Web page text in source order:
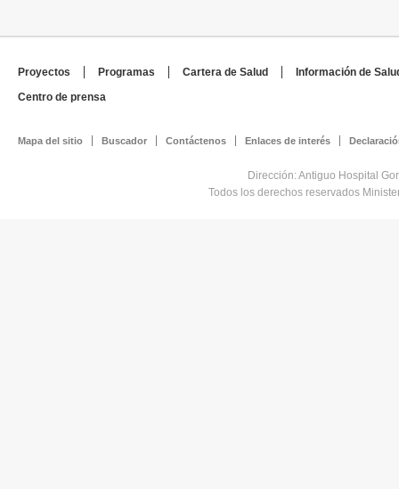
Proyectos Programas Cartera de Salud
Información de
Centro de prensa
Mapa del sitio Buscador Contáctenos Enlaces de interés
Dirección: Antiguo Hospital
Todos los derechos reservados